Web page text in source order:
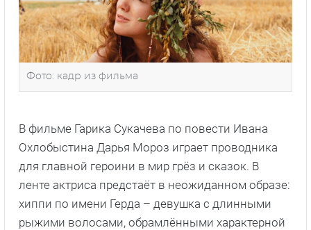
Фото: кадр из фильма
В фильме Гарика Сукачева по повести Ивана
Охлобыстина Дарья Мороз играет проводника
для главной героини в мир грёз и сказок. В
ленте актриса предстаёт в неожиданном образе:
хиппи по имени Герда – девушка с длинными
рыжими волосами, обрамлёнными характерной